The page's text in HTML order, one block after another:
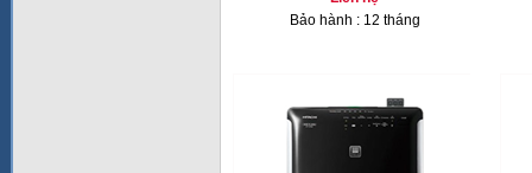
Bảo hành : 12 tháng